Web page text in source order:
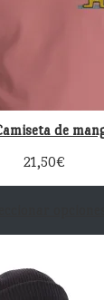
de
21,50€